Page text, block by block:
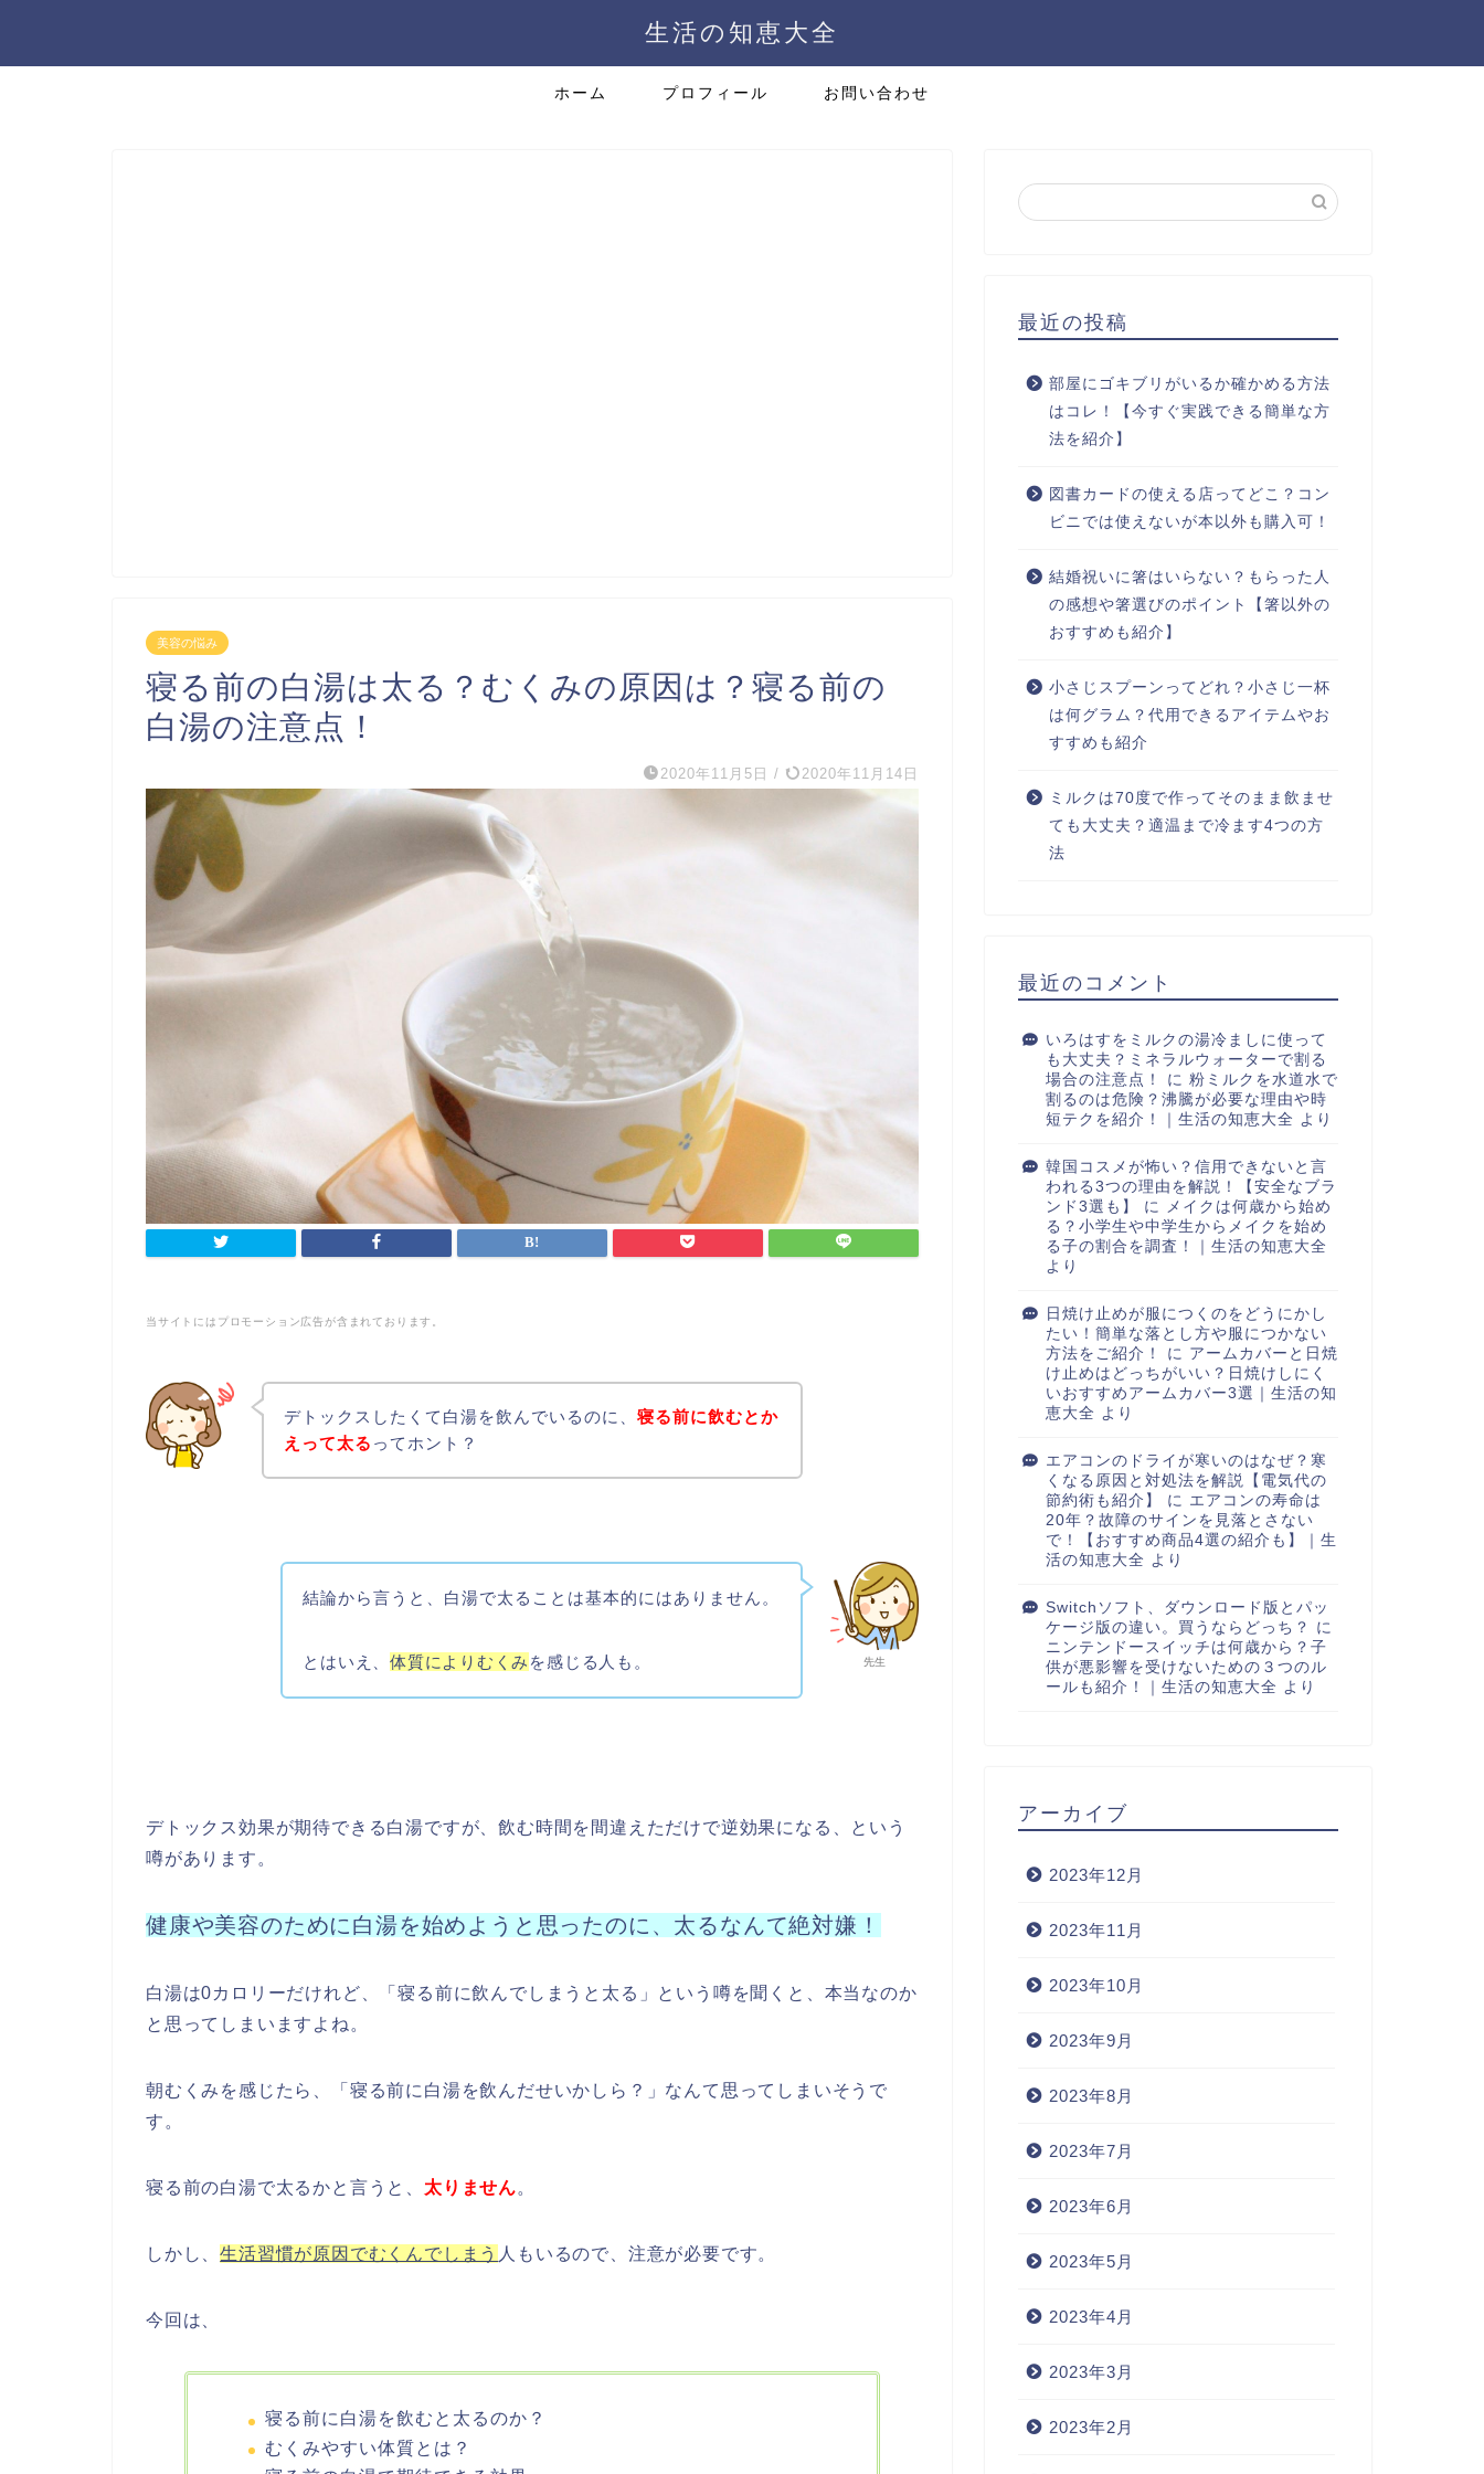
生活の知恵大全
ホーム プロフィール お問い合わせ
美容の悩み
寝る前の白湯は太る？むくみの原因は？寝る前の
白湯の注意点！
2020年11月5日 / 2020年11月14日
当サイトにはプロモーション広告が含まれております。
デトックスしたくて白湯を飲んでいるのに、寝る前に飲むとか
えって太る ってホント？
先生
結論から言うと、白湯で太ることは基本的にはありません。
とはいえ、体質によりむくみ を感じる人も。
デトックス効果が期待できる白湯ですが、飲む時間を間違えただけで逆効果になる、という
噂があります。
健康や美容のために白湯を始めようと思ったのに、太るなんて絶対嫌！
白湯は0カロリーだけれど、「寝る前に飲んでしまうと太る」という噂を聞くと、本当なのか
と思ってしまいますよね。
朝むくみを感じたら、「寝る前に白湯を飲んだせいかしら？」なんて思ってしまいそうで
す。
寝る前の白湯で太るかと言うと、 太りません。
しかし、生活習慣が原因でむくんでしまう 人もいるので、注意が必要です。
今回は、
寝る前に白湯を飲むと太るのか？
むくみやすい体質とは？
最近の投稿
部屋にゴキブリがいるか確かめる方法
はコレ！【今すぐ実践できる簡単な方
法を紹介】
図書カードの使える店ってどこ？コン
ビニでは使えないが本以外も購入可！
結婚祝いに箸はいらない？もらった人
の感想や箸選びのポイント【箸以外の
おすすめも紹介】
小さじスプーンってどれ？小さじ一杯
は何グラム？代用できるアイテムやお
すすめも紹介
ミルクは70度で作ってそのまま飲ませ
ても大丈夫？適温まで冷ます4つの方
法
最近のコメント
いろはすをミルクの湯冷ましに使って
も大丈夫？ミネラルウォーターで割る
場合の注意点！
に 粉ミルクを水道水で
割るのは危険？沸騰が必要な理由や時
短テクを紹介！｜生活の知恵大全 より
韓国コスメが怖い？信用できないと言
われる3つの理由を解説！【安全なブラ
ンド3選も】
に メイクは何歳から始め
る？小学生や中学生からメイクを始め
る子の割合を調査！｜生活の知恵大全
より
日焼け止めが服につくのをどうにかし
たい！簡単な落とし方や服につかない
方法をご紹介！
に アームカバーと日焼
け止めはどっちがいい？日焼けしにく
いおすすめアームカバー3選｜生活の知
恵大全 より
エアコンのドライが寒いのはなぜ？寒
くなる原因と対処法を解説【電気代の
節約術も紹介】
に エアコンの寿命は
20年？故障のサインを見落とさない
で！【おすすめ商品4選の紹介も】｜生
活の知恵大全 より
Switchソフト、ダウンロード版とパッ
ケージ版の違い。買うならどっち？
に
ニンテンドースイッチは何歳から？子
供が悪影響を受けないための３つのル
ールも紹介！｜生活の知恵大全 より
アーカイブ
2023年12月
2023年11月
2023年10月
2023年9月
2023年8月
2023年7月
2023年6月
2023年5月
2023年4月
2023年3月
2023年2月